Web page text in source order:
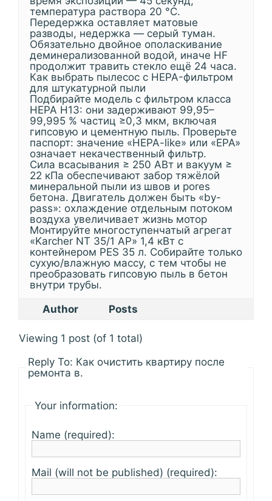
температура раствора 20 °C.
Передержка оставляет матовые
разводы, недержка — серый туман.
Обязательно двойное ополаскивание
деминерализованной водой, иначе HF
продолжит травить стекло ещё 24 часа.
Как выбрать пылесос с HEPA-фильтром
для штукатурной пыли
Подбирайте модель с фильтром класса
HEPA H13: они задерживают 99,95–
99,995 % частиц ≥0,3 мкм, включая
гипсовую и цементную пыль. Проверьте
паспорт: значение «HEPA-like» или «EPA»
означает некачественный фильтр.
Сила всасывания ≥ 250 АВт и вакуум ≥
22 кПа обеспечивают забор тяжёлой
минеральной пыли из швов и pores
бетона. Двигатель должен быть «by-
pass»: охлаждение отдельным потоком
воздуха увеличивает жизнь мотор
Монтируйте многоступенчатый агрегат
«Karcher NT 35/1 AP» 1,4 кВт с
контейнером PES 35 л. Собирайте только
сухую/влажную массу, с тем чтобы не
преобразовать гипсовую пыль в бетон
внутри трубы.
Author
Posts
Viewing 1 post (of 1 total)
Reply To: Как очистить квартиру после
ремонта в.
Your information:
Name (required):
Mail (will not be published) (required):